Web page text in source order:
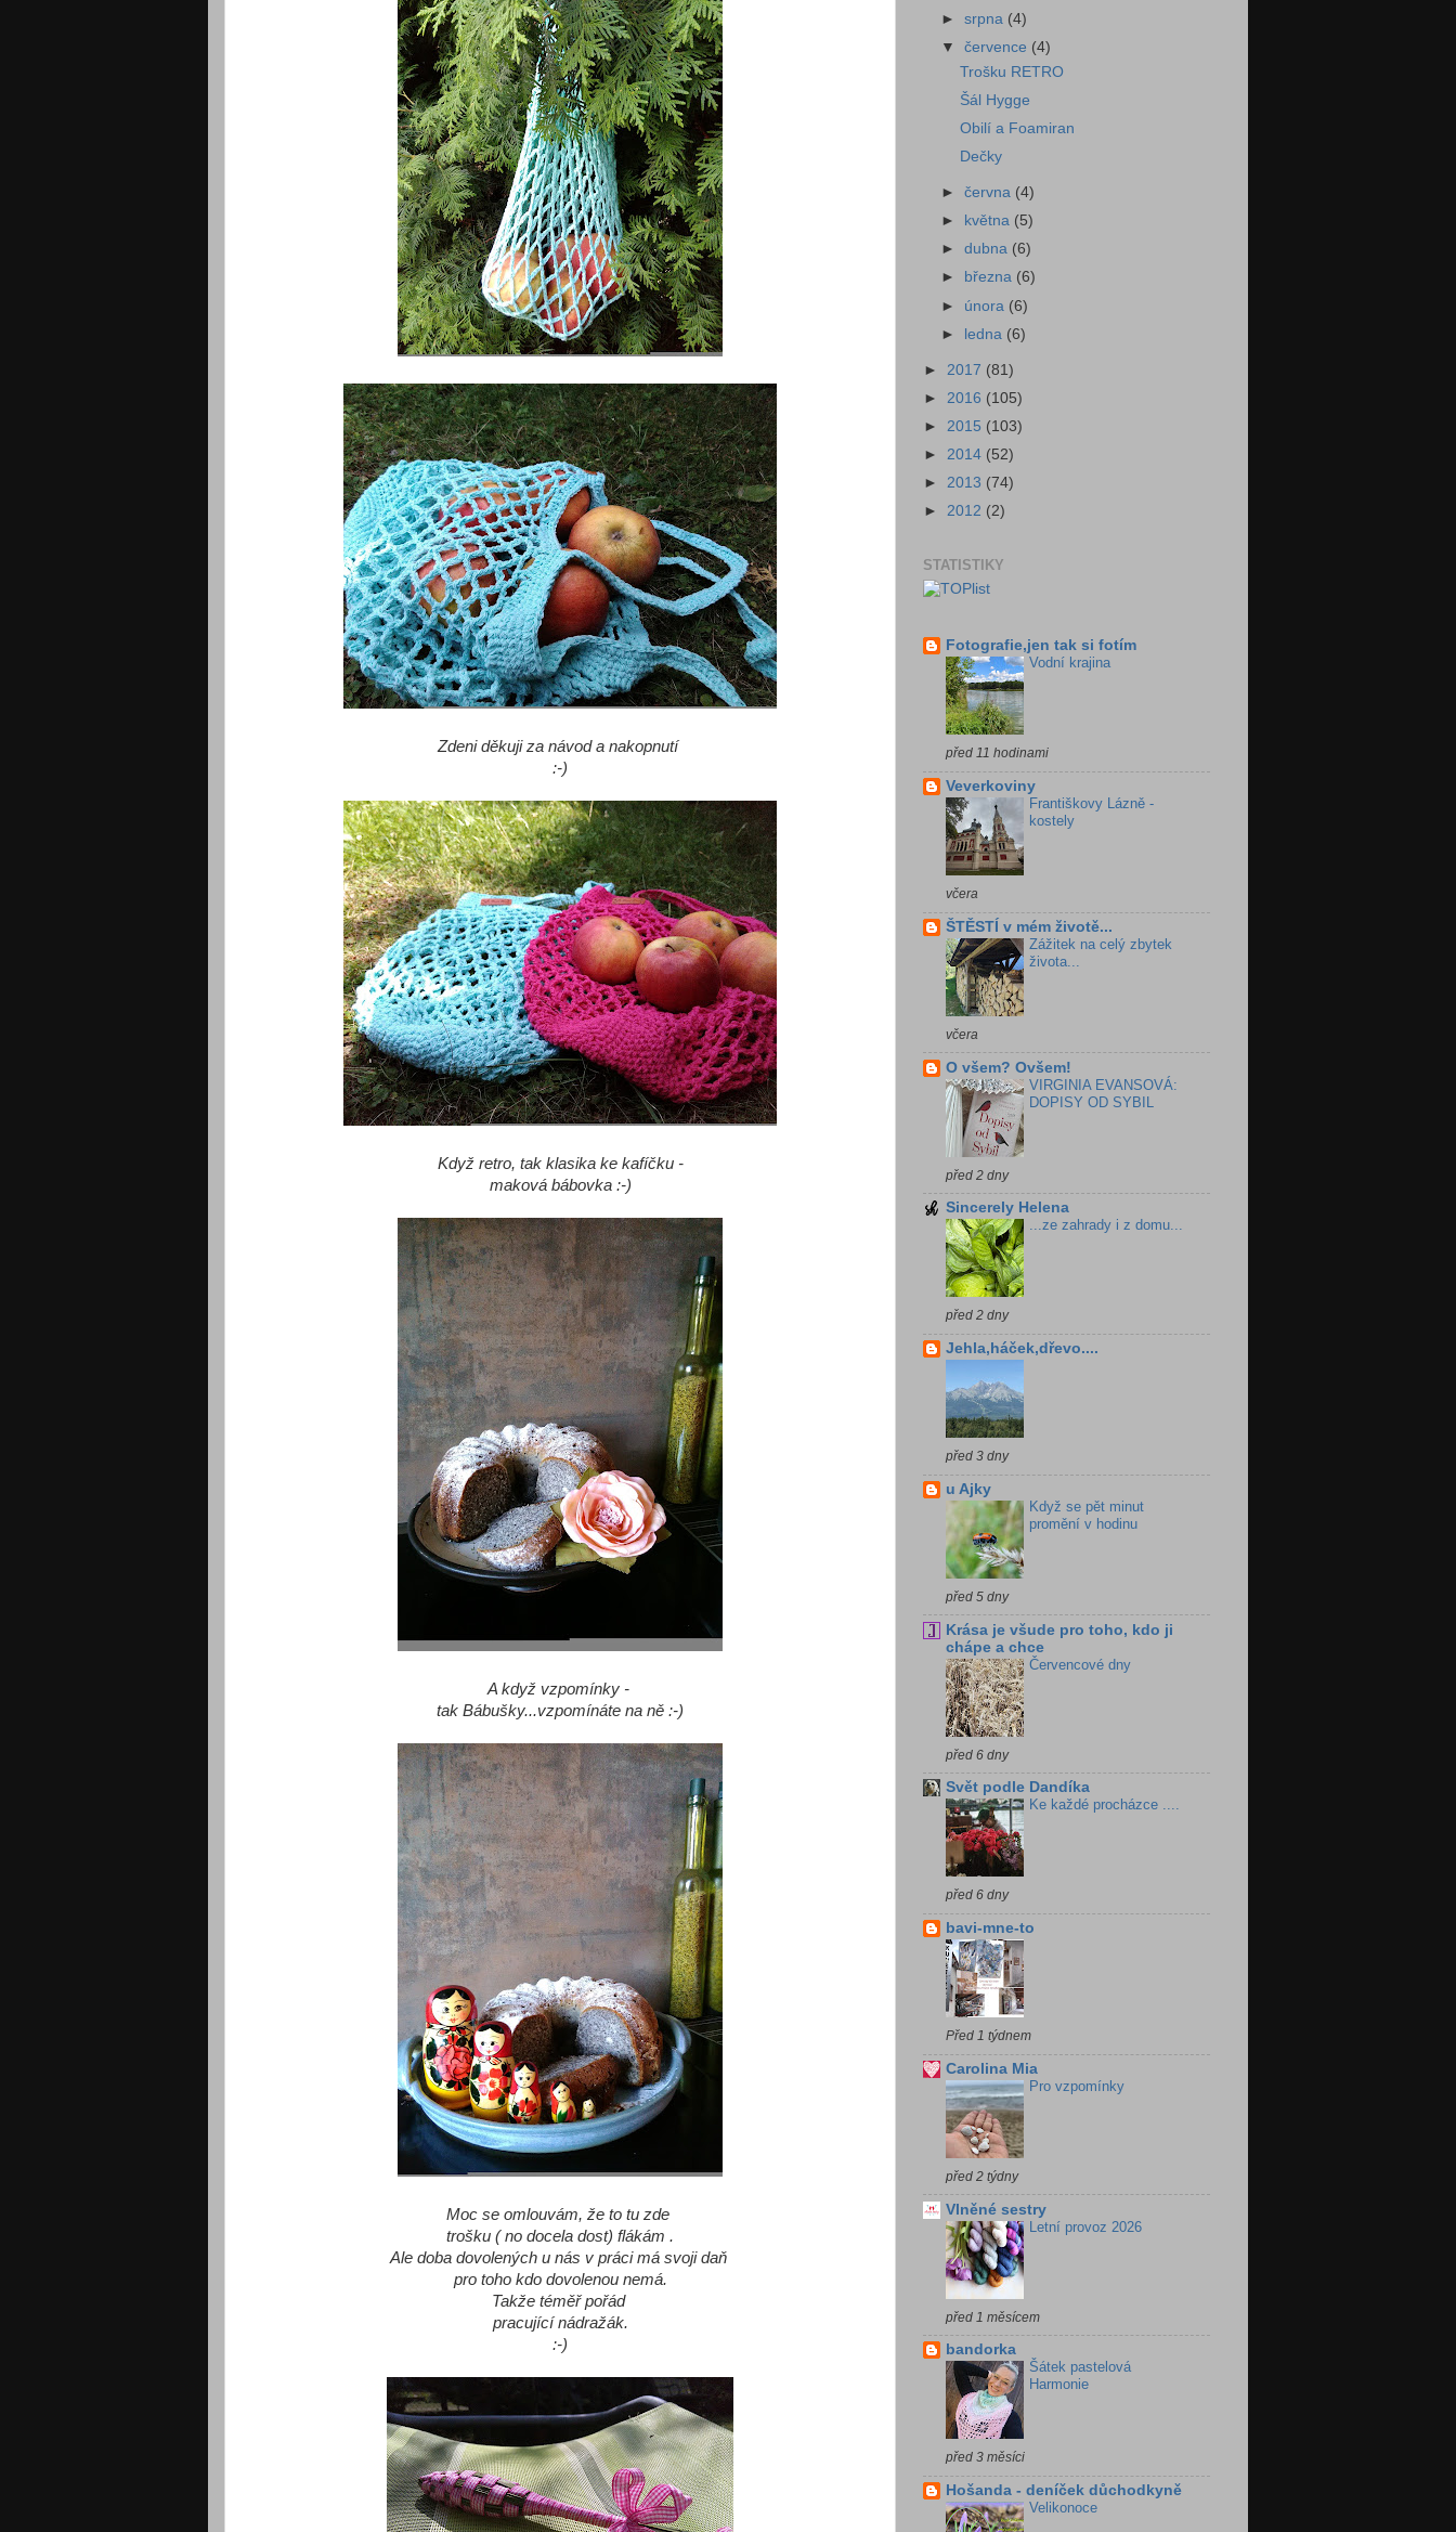
Zdeni děkuji za návod a nakopnutí
:-)
Když retro, tak klasika ke kafíčku -
maková bábovka :-)
A když vzpomínky -
tak Bábušky...vzpomínáte na ně :-)
Moc se omlouvám, že to tu zde
trošku ( no docela dost) flákám .
Ale doba dovolených u nás v práci má svoji daň
pro toho kdo dovolenou nemá.
Takže téměř pořád
pracující nádražák.
:-)
►srpna (4)
▼července (4)
Trošku RETRO
Šál Hygge
Obilí a Foamiran
Dečky
►června (4)
►
května (5)
►dubna (6)
►
března (6)
► února (6)
► ledna (6)
► 2017 (81)
► 2016 (105)
► 2015 (103)
► 2014 (52)
► 2013 (74)
► 2012 (2)
STATISTIKY
Fotografie,jen tak si fotím
Vodní krajina
před 11 hodinami
Veverkoviny
Františkovy Lázně -
kostely
včera
ŠTĚSTÍ v mém životě...
Zážitek na celý zbytek
života...
včera
O všem? Ovšem!
VIRGINIA EVANSOVÁ:
DOPISY OD SYBIL
před 2 dny
Sincerely Helena
...ze zahrady i z domu...
před 2 dny
Jehla,háček,dřevo....
před 3 dny
u Ajky
Když se pět minut
promění v hodinu
před 5 dny
Krása je všude pro toho, kdo ji
chápe a chce
Červencové dny
před 6 dny
Svět podle Dandíka
Ke každé procházce ....
před 6 dny
bavi-mne-to
Před 1 týdnem
Carolina Mia
Pro vzpomínky
před 2 týdny
Vlněné sestry
Letní provoz 2026
před 1 měsícem
bandorka
Šátek pastelová
Harmonie
před 3 měsíci
Hošanda - deníček důchodkyně
Velikonoce